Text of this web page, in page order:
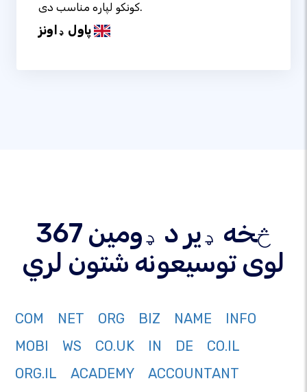
کونکو لپاره مناسب دی.
پاول ډاونز
367 څخه ډیر د ډومین
لوی توسیعونه شتون لري
COM NET ORG BIZ NAME
INFO
MOBI
WS CO.UK IN DE
CO.IL
ORG.IL
ACADEMY
ACCOUNTANT